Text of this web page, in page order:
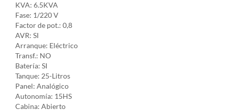
KVA: 6.5KVA
Fase: 1/220 V
Factor de pot.: 0,8
AVR: SI
Arranque: Eléctrico
Transf.: NO
Batería: SI
Tanque: 25-Litros
Panel: Analógico
Autonomía: 15HS
Cabina: Abierto